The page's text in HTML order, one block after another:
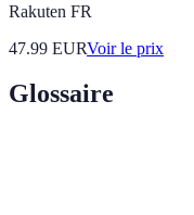
Rakuten FR
47.99 EURVoir le prix
Glossaire